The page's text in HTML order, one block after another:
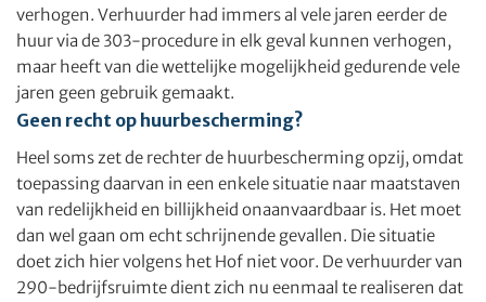
verhogen. Verhuurder had immers al vele jaren eerder de
huur via de 303-procedure in elk geval kunnen verhogen,
maar heeft van die wettelijke mogelijkheid gedurende vele
jaren geen gebruik gemaakt.
Geen recht op huurbescherming?
Heel soms zet de rechter de huurbescherming opzij, omdat
toepassing daarvan in een enkele situatie naar maatstaven
van redelijkheid en billijkheid onaanvaardbaar is. Het moet
dan wel gaan om echt schrijnende gevallen. Die situatie
doet zich hier volgens het Hof niet voor. De verhuurder van
290-bedrijfsruimte dient zich nu eenmaal te realiseren dat